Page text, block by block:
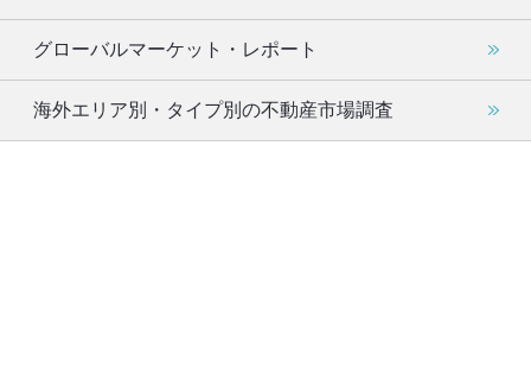
グローバルマーケット・レポート
海外エリア別・タイプ別の不動産市場調査